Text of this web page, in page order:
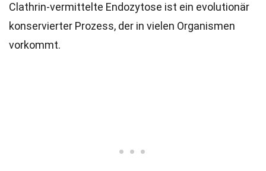
Clathrin-vermittelte Endozytose ist ein evolutionär
konservierter Prozess, der in vielen Organismen
vorkommt.